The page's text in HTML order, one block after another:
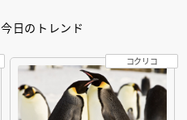
今日のトレンド
コクリコ